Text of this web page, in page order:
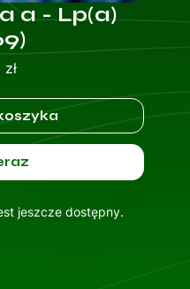
a - Lp(a)
Cena
jeszcze dostępny.